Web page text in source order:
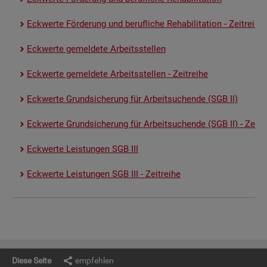
Eck­wer­te För­de­rung und be­ruf­li­che Re­ha­bi­li­ta­ti­on - Zeit­rei­he
Eck­wer­te ge­mel­de­te Ar­beits­stel­len
Eck­wer­te ge­mel­de­te Ar­beits­stel­len - Zeit­rei­he
Eck­wer­te Grund­si­che­rung für Ar­beit­su­chen­de (SGB II)
Eck­wer­te Grund­si­che­rung für Ar­beit­su­chen­de (SGB II) -
Eck­wer­te Leis­tun­gen SGB III
Eck­wer­te Leis­tun­gen SGB III - Zeit­rei­he
Diese Seite empfehlen